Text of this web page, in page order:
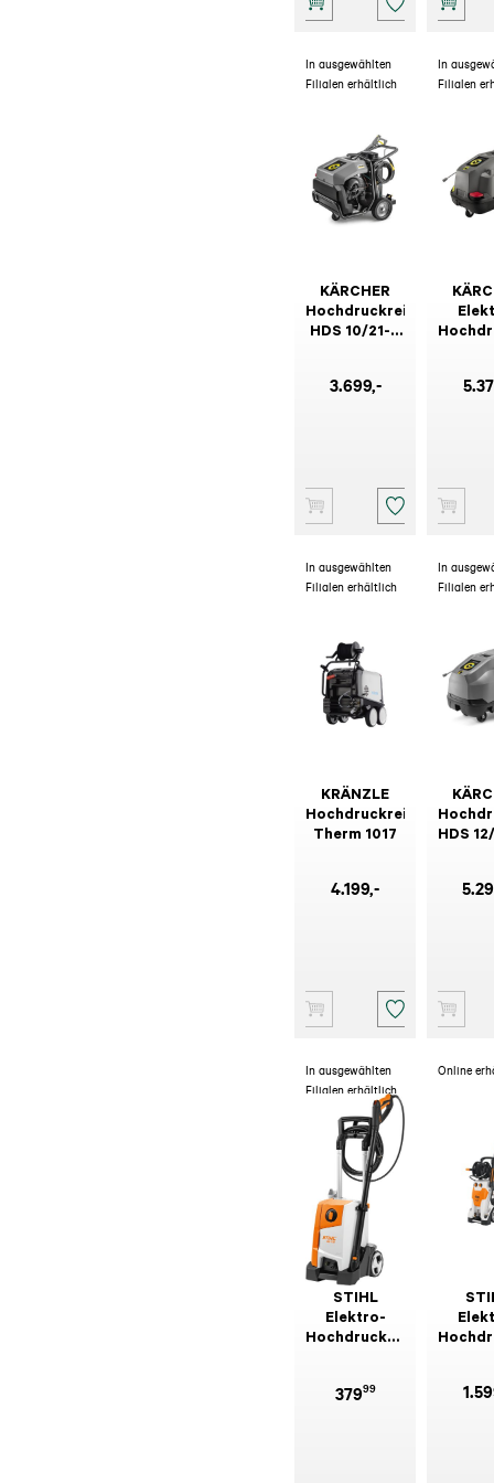
In ausgewählten
Filialen erhältlich
KÄRCHER
Hochdruckreiniger
HDS 10/21-4
3.699,-
In
Filialen
In ausgewählten
Filialen erhältlich
KRÄNZLE
Hochdruckreiniger
Therm 1017
4.199,-
In
Filialen
HDS
In ausgewählten
Filialen erhältlich
STIHL
Elektro-
Hochdruckreiniger
37999
Online